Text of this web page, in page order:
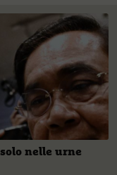
nelle urne